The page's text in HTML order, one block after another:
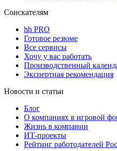
Соискателям
hh PRO
Готовое резюме
Все сервисы
Хочу у вас работать
Производственный
Экспертная рекомендация
Новости и статьи
Блог
О компаниях в игровой
Жизнь в компании
ИТ-проекты
Рейтинг работодателей